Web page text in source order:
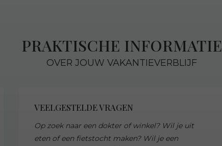
PRAKTISCHE INFORMATIE
OVER JOUW VAKANTIEVERBLIJF
VEELGESTELDE VRAGEN
Op zoek naar een dokter of winkel? Wil je uit
eten of een fietstocht maken? Wil je een